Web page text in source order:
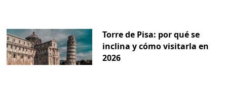
Torre de Pisa: por qué se
inclina y cómo visitarla en
2026